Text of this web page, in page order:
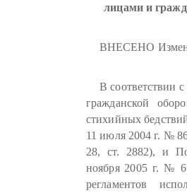
лицами и
ВНЕСЕНО
В соответствии
гражданской
стихийных
11 июля 2004 г. №
28, ст. 2882), и
ноября 2005 г. №
регламентов